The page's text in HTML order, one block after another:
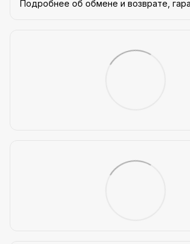
Подробнее об обмене и возврате,